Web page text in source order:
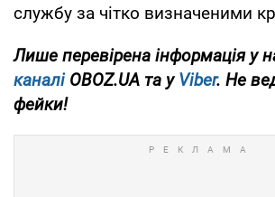
службу за чітко визначеними
Лише перевірена інформація у
каналіOBOZ.UA та уViber. Не
фейки!